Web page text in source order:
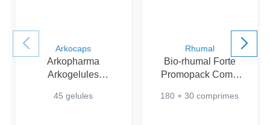
Arkocaps
Arkopharma
Arkogelules
45 gelules
Rhumal
Bio-rhumal Forte
Promopack Comp
180 + 30 comprimes